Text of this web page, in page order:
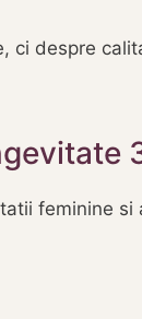
despre
feminine